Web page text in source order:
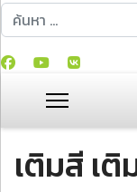
การค้นหา
เติมสี เ